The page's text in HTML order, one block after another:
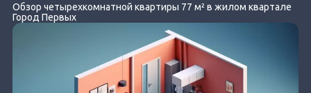
Обзор четырехкомнатной квартиры 77 м² в жилом квартале
Город Первых